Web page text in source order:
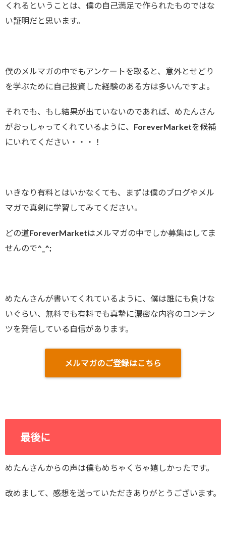
くれるということは、僕の自己満足で作られたものではな
い証明だと思います。
僕のメルマガの中でもアンケートを取ると、意外とせどり
を学ぶために自己投資した経験のある方は多いんですよ。
それでも、もし結果が出ていないのであれば、めたんさん
がおっしゃってくれているように、ForeverMarketを候補
にいれてください・・・！
いきなり有料とはいかなくても、まずは僕のブログやメル
マガで真剣に学習してみてください。
どの道ForeverMarketはメルマガの中でしか募集はしてま
せんので^_^;
めたんさんが書いてくれているように、僕は誰にも負けな
いぐらい、無料でも有料でも真摯に濃密な内容のコンテン
ツを発信している自信があります。
メルマガのご登録はこちら
最後に
めたんさんからの声は僕もめちゃくちゃ嬉しかったです。
改めまして、感想を送っていただきありがとうございます。